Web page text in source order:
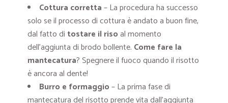
Cottura corretta– La procedura ha successo
solo se il processo di cottura è andato a buon fine,
dal fatto di tostare il risoal momento
dell’aggiunta di brodo bollente. Come fare la
mantecatura? Spegnere il fuoco quando il risotto
è ancora al dente!
Burro e formaggio– La prima fase di
mantecatura del risotto prende vita dall’aggiunta